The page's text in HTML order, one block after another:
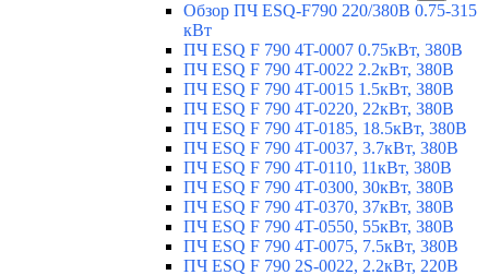
Обзор ПЧ ESQ-F790 220/380В 0.75-315
кВт
ПЧ ESQ F 790 4T-0007 0.75кВт, 380В
ПЧ ESQ F 790 4T-0022 2.2кВт, 380В
ПЧ ESQ F 790 4T-0015 1.5кВт, 380В
ПЧ ESQ F 790 4T-0220, 22кВт, 380В
ПЧ ESQ F 790 4T-0185, 18.5кВт, 380В
ПЧ ESQ F 790 4T-0037, 3.7кВт, 380В
ПЧ ESQ F 790 4T-0110, 11кВт, 380В
ПЧ ESQ F 790 4T-0300, 30кВт, 380В
ПЧ ESQ F 790 4T-0370, 37кВт, 380В
ПЧ ESQ F 790 4T-0550, 55кВт, 380В
ПЧ ESQ F 790 4T-0075, 7.5кВт, 380В
ПЧ ESQ F 790 2S-0022, 2.2кВт, 220В